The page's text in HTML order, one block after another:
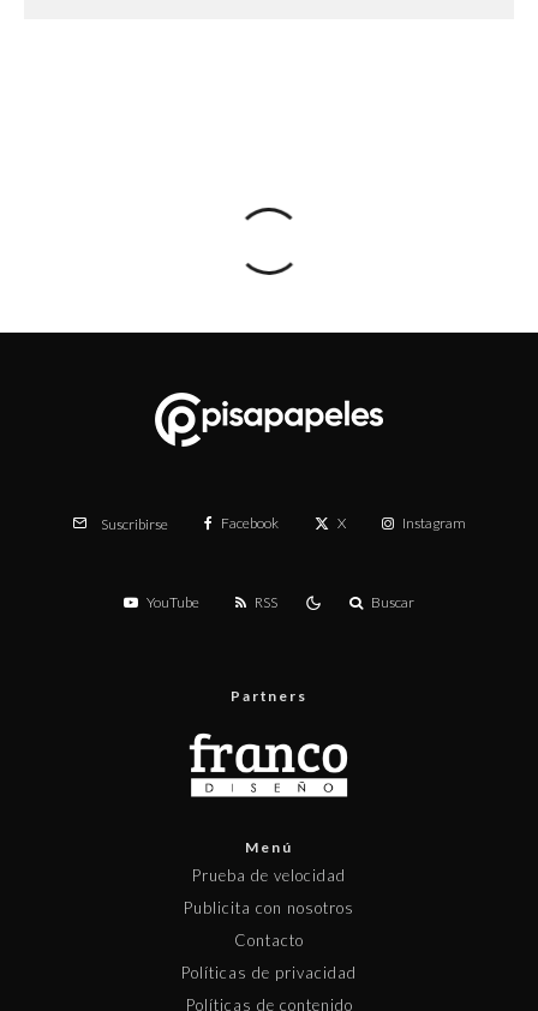
Suscribirse Facebook X Instagram
YouTube RSS Buscar
Partners
Menú
Prueba de velocidad
Publicita con nosotros
Contacto
Políticas de privacidad
Políticas de contenido